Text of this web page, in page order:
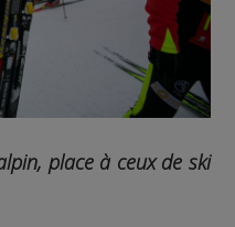
place à ceux de ski